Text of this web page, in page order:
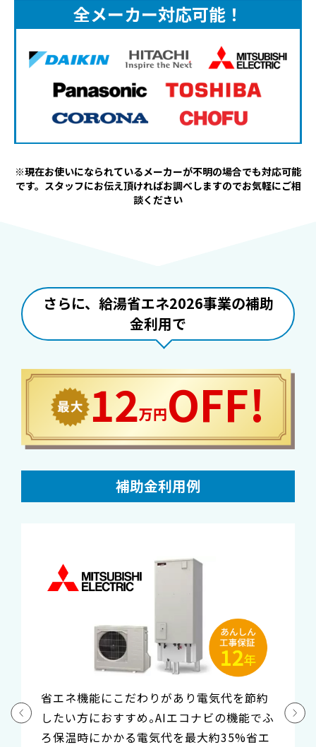
全メーカー対応可能！
※現在お使いになられているメーカーが不明の場合でも対応可能
です。スタッフにお伝え頂ければお調べしますのでお気軽にご相
談ください
さらに、給湯省エネ2026事業の補助
金利用で
12万円OFF!
補助金利用例
風呂の追いだき配管などの掃除が面倒な方
におすすめ。自動洗浄機能で手間をかけずに
配管きれいに保ち、故障の原因となる汚れを